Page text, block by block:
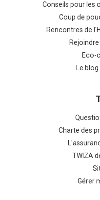
Conseils pour les
Coup de
Rencontres de
Eco-
Le
Charte des
TWIZA
Gérer